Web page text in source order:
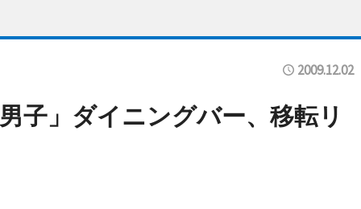
2009.12.02
子」ダイニングバー、移転リ